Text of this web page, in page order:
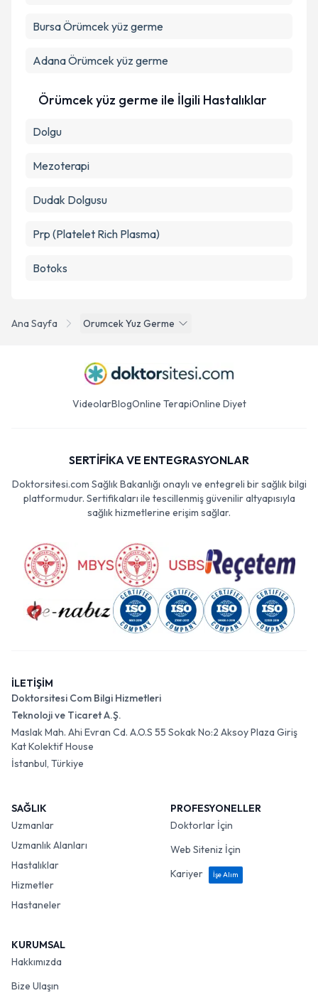
Ana Sayfa Orumcek Yuz Germe
BursaÖrümcek yüz germe
AdanaÖrümcek yüz germe
Örümcek yüz germe ile İlgili Hastalıklar
Dolgu
Mezoterapi
Dudak Dolgusu
Prp (Platelet Rich Plasma)
Botoks
VideolarBlogOnline TerapiOnline Diyet
SERTİFİKA VE ENTEGRASYONLAR
Doktorsitesi.com Sağlık Bakanlığı onaylı ve entegreli bir sağlık bilgi
platformudur. Sertifikaları ile tescillenmiş güvenilir altyapısıyla
sağlık hizmetlerine erişim sağlar.
İLETİŞİM
Doktorsitesi Com Bilgi Hizmetleri
Teknoloji ve Ticaret A.Ş.
Maslak Mah. Ahi Evran Cd. A.O.S 55 Sokak No:2 Aksoy Plaza Giriş
Kat Kolektif House
İstanbul, Türkiye
SAĞLIK
Uzmanlar
Uzmanlık Alanları
Hastalıklar
Hizmetler
Hastaneler
PROFESYONELLER
Doktorlar İçin
Web Siteniz İçin
Kariyer
İşe Alım
KURUMSAL
Hakkımızda
Bize Ulaşın